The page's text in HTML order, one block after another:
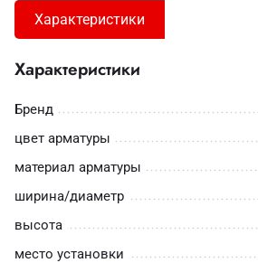
Характеристики
Характеристики
Бренд
цвет арматуры
материал арматуры
ширина/диаметр
высота
место установки